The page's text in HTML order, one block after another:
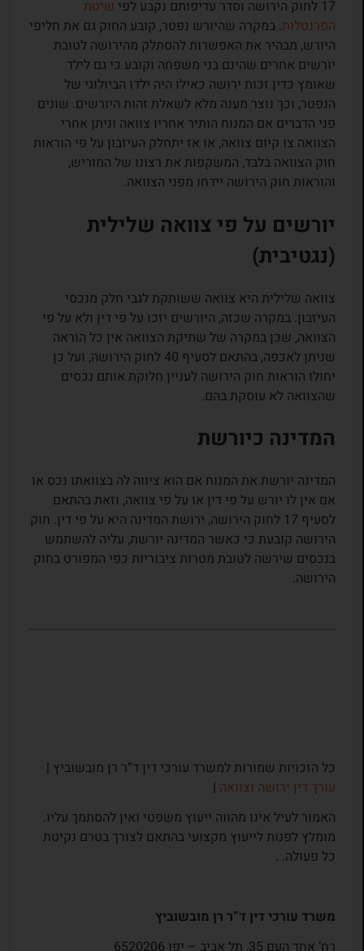
17 לחוק הירושה וסדר עדיפותם נקבע לפי
שיטת
הפרנטלות. במקרה שהיורש נפטר, קובע החוק גם את חליפי
היורש, מבהיר את האפשרות להסתלק מהירושה לטובת
יורשים אחרים שהינם בני משפחה וקובע כי גם לילד
שאומץ כדין זכות ירושה כאילו היה ילדו הביולוגי של
הנפטר, וכך נוצר מענה מלא לשאלת זהות היורשים. שונים
פני הדברים אם המנוח הותיר אחריו צוואה וניתן אחרי
הצוואה צו קיום צוואה, או אז יתחלק העיזבון על פי הוראות
חוק הצוואה בלבד, המשקפות את רצונו של המוריש,
והוראות חוק הירושה יידחו מפני הצוואה.
יורשים על פי צוואה שלילית
(נגטיבית)
צוואה שלילית היא צוואה ששותקת לגבי חלק מנכסי
העיזבון. במקרה שכזה, היורשים יזכו על פי דין ולא על פי
הצוואה, שכן במקרה של שתיקת הצוואה אין כל הוראה
שניתן לאכפה, בהתאם לסעיף 40 לחוק הירושה, ועל כן
יחולו הוראות חוק הירושה לעניין חלוקת אותם נכסים
שהצוואה לא עוסקת בהם.
המדינה כיורשת
המדינה יורשת את המנוח אם הוא ציווה לה בצוואתו נכס או
אם אין לו יורש על פי דין או על פי צוואה, וזאת בהתאם
לסעיף 17 לחוק הירושה, ירושת המדינה היא על פי דין. חוק
הירושה קובעת כי כאשר המדינה יורשת, עליה להשתמש
בנכסים שירשה לטובת מטרות ציבוריות כפי המפורט בחוק
הירושה.
כל הזכויות שמורות למשרד עורכי דין ד”ר רן מובשוביץ |
עורך דין ירושה וצוואה|
האמור לעיל אינו מהווה ייעוץ משפטי ואין להסתמך עליו.
מומלץ לפנות לייעוץ מקצועי בהתאם לצורך בטרם נקיטת
כל פעולה. .
משרד עורכי דין ד”ר רן מובשוביץ
רח’ אחד העם 35, תל אביב – יפו 6520206